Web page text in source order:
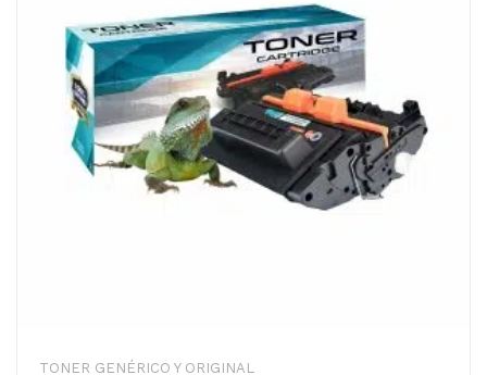
TONER GENÉRICO Y ORIGINAL